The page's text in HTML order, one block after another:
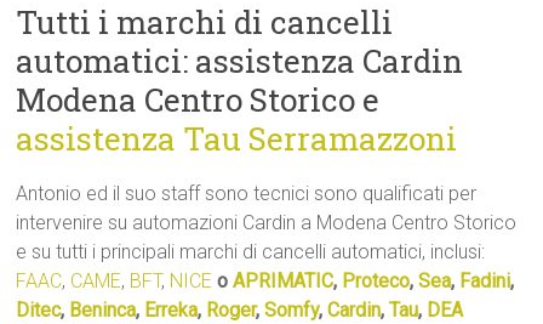
Tutti i marchi di cancelli
automatici: assistenza Cardin
Modena Centro Storico e
assistenza Tau Serramazzoni
Antonio ed il suo staff sono tecnici sono qualificati per
intervenire su automazioni Cardin a Modena Centro Storico
e su tutti i principali marchi di cancelli automatici, inclusi:
FAAC, CAME, BFT, NICE oAPRIMATIC, Proteco,Sea, Fadini,
Ditec, Beninca, Erreka, Roger,Somfy,Cardin,Tau, DEA